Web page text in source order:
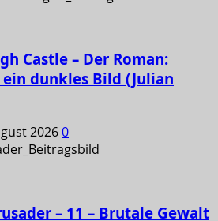
Castle – Der Roman:
dunkles Bild (Julian
20260
– 11 – Brutale Gewalt